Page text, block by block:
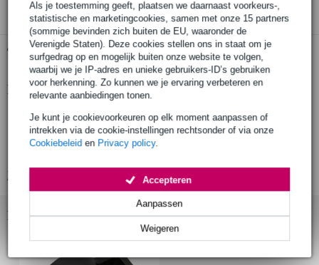
Als je toestemming geeft, plaatsen we daarnaast voorkeurs-,
statistische en marketingcookies, samen met onze 15 partners
(sommige bevinden zich buiten de EU, waaronder de
Verenigde Staten). Deze cookies stellen ons in staat om je
surfgedrag op en mogelijk buiten onze website te volgen,
waarbij we je IP-adres en unieke gebruikers-ID’s gebruiken
voor herkenning. Zo kunnen we je ervaring verbeteren en
relevante aanbiedingen tonen.
Je kunt je cookievoorkeuren op elk moment aanpassen of
intrekken via de cookie-instellingen rechtsonder of via onze
Cookiebeleid en Privacy policy.
Weigeren
Aanpassen
Accepteren
Gratis ophalen in de winkel
Productinformatie
kunststof flens
geschikt voor IVA 41 statief
Bekijk alle productspecificaties
Bekijk ook eens (1)